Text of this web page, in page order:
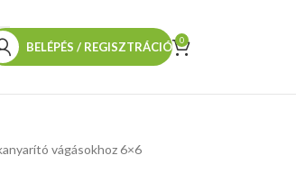
BELÉPÉS / REGISZTRÁCIÓ 0
vágásokhoz 6×6